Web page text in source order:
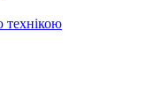
технікою